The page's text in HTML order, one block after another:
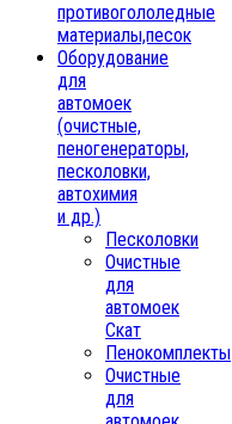
противогололедные
материалы,песок
Oборудование
для
автомоек
(очистные,
пеногенераторы,
песколовки,
автохимия
и др.)
Песколовки
Очистные
для
автомоек
Скат
Пенокомплекты
Очистные
для